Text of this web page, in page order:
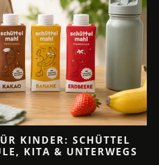
KINDER: SCHÜTTEL
KITA & UNTERWEGS